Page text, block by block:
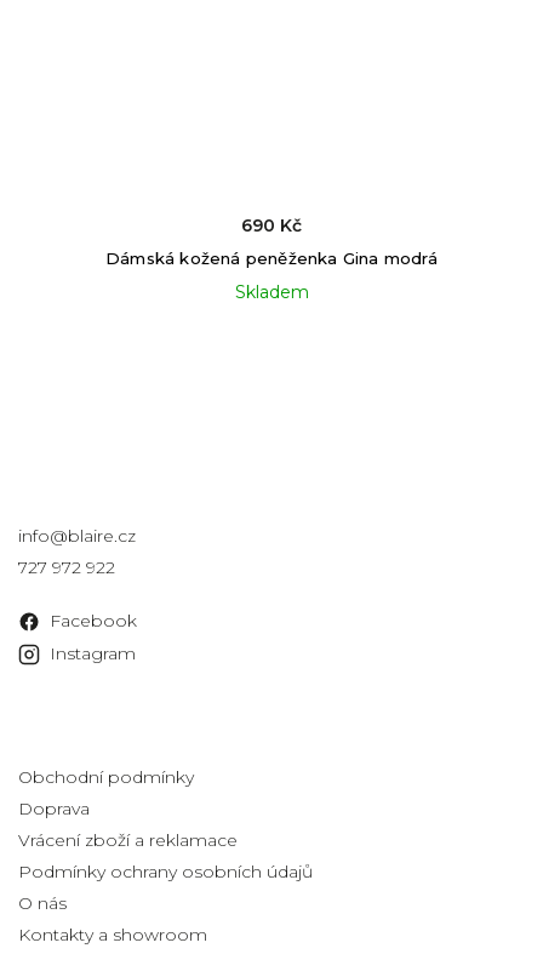
Dámská kožená peněženka Gina modrá
Skladem
690 Kč
info@blaire.cz
727 972 922
Facebook
Instagram
Obchodní podmínky
Doprava
Vrácení zboží a reklamace
Podmínky ochrany osobních údajů
O nás
Kontakty a showroom